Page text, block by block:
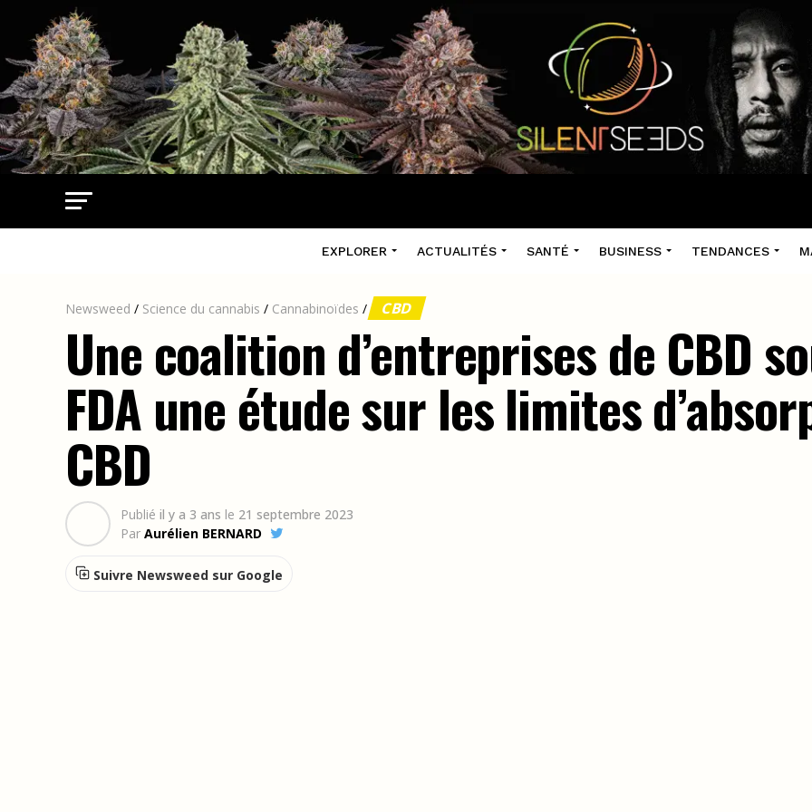
EXPLORER ACTUALITÉS SANTÉ BUSINESS TENDANCES
Newsweed / Science du cannabis / Cannabinoïdes / CBD
Une coalition d’entreprises de CBD
FDA une étude sur les limites
CBD
Publié il y a 3 ans le 21 septembre 2023
Par Aurélien BERNARD
Suivre Newsweed sur Google